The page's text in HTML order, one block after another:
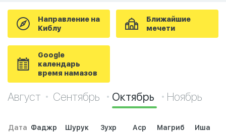
Направление на
Киблу
Ближайшие
мечети
Google
календарь
время намазов
Август Сентябрь Октябрь Ноябрь
Дата Фаджр Шурук Зухр Аср Магриб Иша